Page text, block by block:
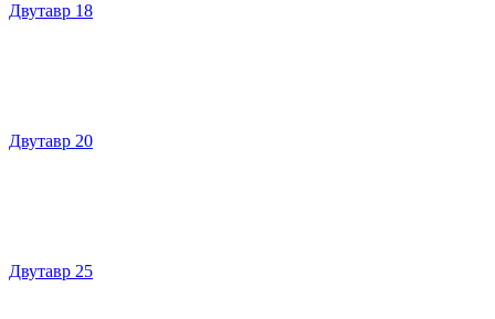
Двутавр 18
Двутавр 20
Двутавр 25